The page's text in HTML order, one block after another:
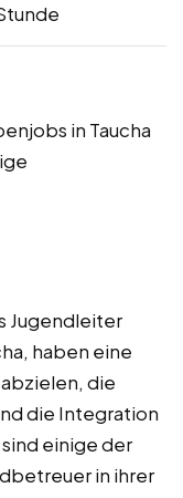
in Taucha
Jugendleiter
haben eine
die
die Integration
einige der
in ihrer